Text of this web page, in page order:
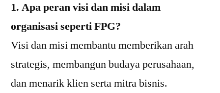
1. Apa peran visi dan misi dalam
organisasi seperti FPG?
Visi dan misi membantu memberikan arah
strategis, membangun budaya perusahaan,
dan menarik klien serta mitra bisnis.